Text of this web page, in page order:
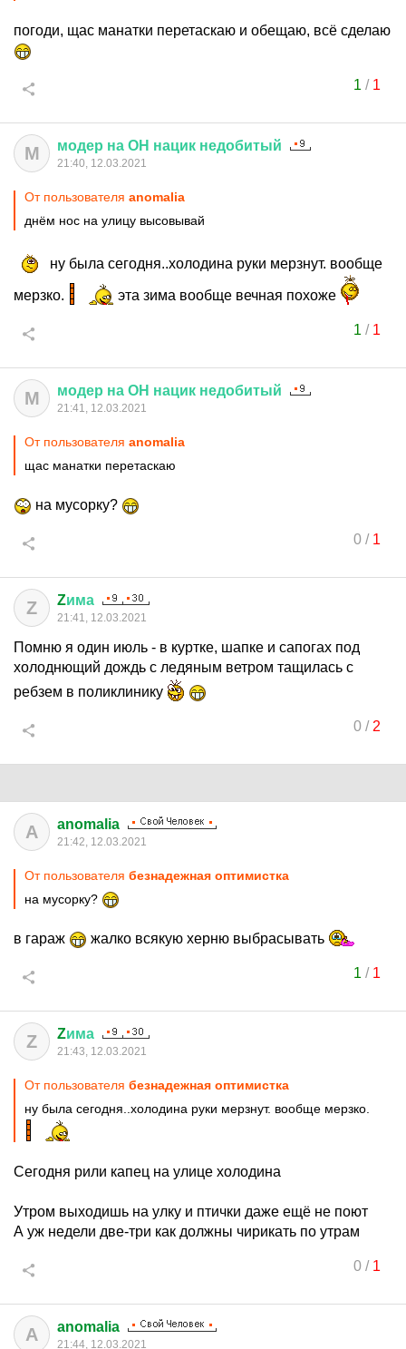
погоди, щас манатки перетаскаю и обещаю, всё сделаю
1 / 1
М модер на ОН нацик недобитый
21:40, 12.03.2021
От пользователя anomalia
днём нос на улицу высовывай
ну была сегодня..холодина руки мерзнут. вообще
мерзко. эта зима вообще вечная похоже
1 / 1
М модер на ОН нацик недобитый
21:41, 12.03.2021
От пользователя anomalia
щас манатки перетаскаю
на мусорку?
0/ 1
Z Zима
21:41, 12.03.2021
Помню я один июль - в куртке, шапке и сапогах под
холоднющий дождь с ледяным ветром тащилась с
ребзем в поликлинику
0/ 2
A anomalia
21:42, 12.03.2021
От пользователя безнадежная оптимистка
на мусорку?
в гараж жалко всякую херню выбрасывать
1 / 1
Z Zима
21:43, 12.03.2021
От пользователя безнадежная оптимистка
ну была сегодня..холодина руки мерзнут. вообще мерзко.
Сегодня рили капец на улице холодина
Утром выходишь на улку и птички даже ещё не поют
А уж недели две-три как должны чирикать по утрам
0/ 1
A anomalia
21:44, 12.03.2021